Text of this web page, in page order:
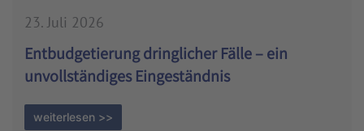
23. Juli 2026
Entbudgetierung dringlicher Fälle – ein
unvollständiges Eingeständnis
weiterlesen >>